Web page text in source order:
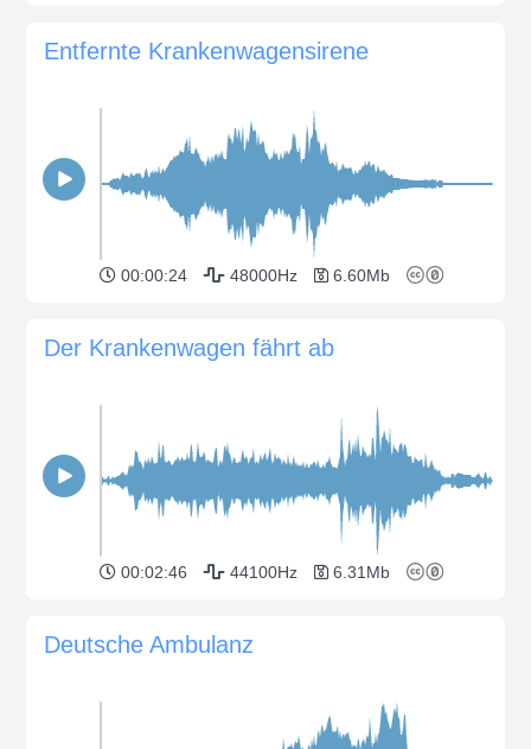
Entfernte Krankenwagensirene
00:00:24 48000Hz 6.60Mb
Der Krankenwagen fährt ab
00:02:46 44100Hz 6.31Mb
Deutsche Ambulanz